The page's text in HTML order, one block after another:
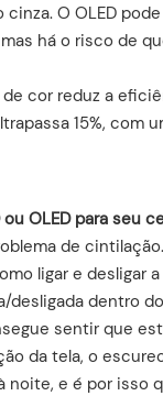
O OLED
há o risco de
cor reduz a
15%, com
de
ligar e desligar
desligada dentro
sentir que
da tela, o
e é por isso